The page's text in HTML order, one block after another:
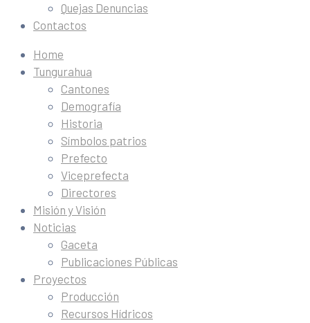
Quejas Denuncias
Contactos
Home
Tungurahua
Cantones
Demografía
Historia
Símbolos patrios
Prefecto
Viceprefecta
Directores
Misión y Visión
Noticias
Gaceta
Publicaciones Públicas
Proyectos
Producción
Recursos Hídricos